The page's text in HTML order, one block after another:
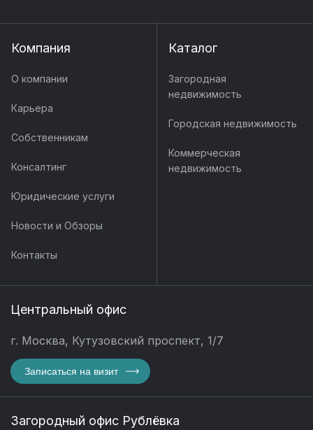
Компания
О компании
Карьера
Собственникам
Консалтинг
Юридические услуги
Новости и Обзоры
Контакты
Каталог
Загородная
недвижимость
Городская недвижимость
Коммерческая
недвижимость
Центральный офис
г. Москва, Кутузовский проспект, 1/7
Записаться на визит
Загородный офис Рублёвка